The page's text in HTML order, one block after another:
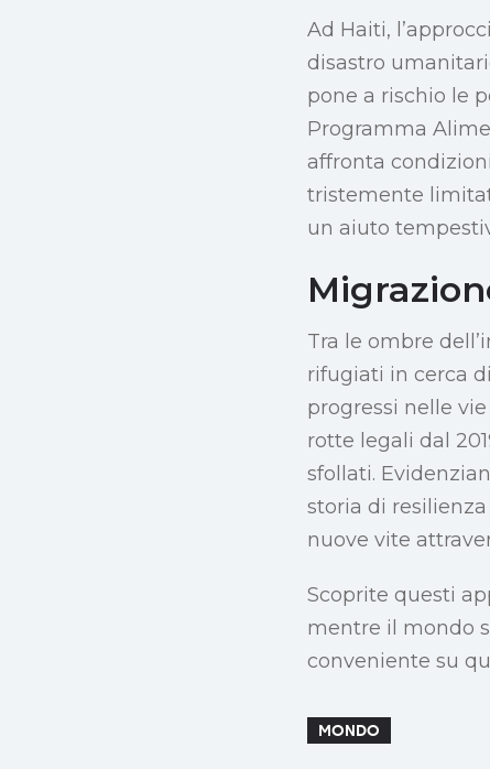
Ad Haiti,
disastro
pone a rischio le
Programma
affronta
tristemente
un aiuto
Tra le ombre
rifugiati in cerca
progressi nelle
rotte legali dal
sfollati.
storia di
nuove vite
Scoprite questi
mentre il mondo
conveniente su
MONDO